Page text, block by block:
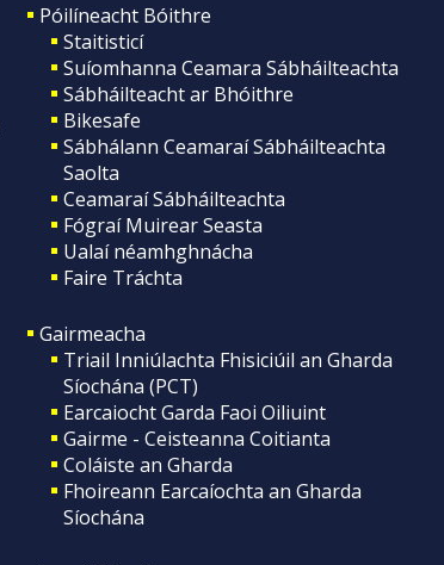
Póilíneacht Bóithre
Staitisticí
Suíomhanna Ceamara Sábháilteachta
Sábháilteacht ar Bhóithre
Bikesafe
Sábhálann Ceamaraí Sábháilteachta
Saolta
Ceamaraí Sábháilteachta
Fógraí Muirear Seasta
Ualaí néamhghnácha
Faire Tráchta
Gairmeacha
Triail Inniúlachta Fhisiciúil an Gharda
Síochána (PCT)
Earcaiocht Garda Faoi Oiliuint
Gairme - Ceisteanna Coitianta
Coláiste an Gharda
Fhoireann Earcaíochta an Gharda
Síochána